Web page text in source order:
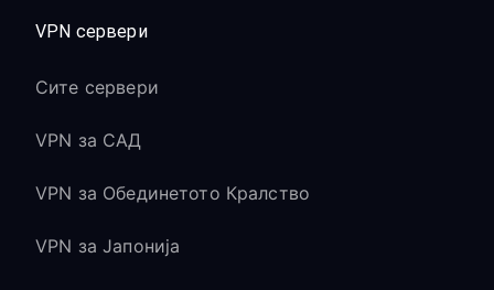
VPN сервери
Сите сервери
VPN за САД
VPN за Обединетото Кралство
VPN за Јапонија